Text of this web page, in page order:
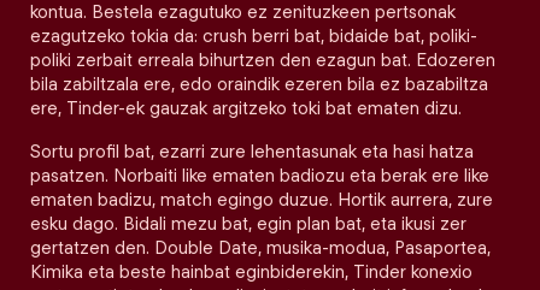
kontua. Bestela ezagutuko ez zenituzkeen pertsonak
ezagutzeko tokia da: crush berri bat, bidaide bat, poliki-
poliki zerbait erreala bihurtzen den ezagun bat. Edozeren
bila zabiltzala ere, edo oraindik ezeren bila ez bazabiltza
ere, Tinder-ek gauzak argitzeko toki bat ematen dizu.
Sortu profil bat, ezarri zure lehentasunak eta hasi hatza
pasatzen. Norbaiti like ematen badiozu eta berak ere like
ematen badizu, match egingo duzue. Hortik aurrera, zure
esku dago. Bidali mezu bat, egin plan bat, eta ikusi zer
gertatzen den. Double Date, musika-modua, Pasaportea,
Kimika eta beste hainbat eginbiderekin, Tinder konexio